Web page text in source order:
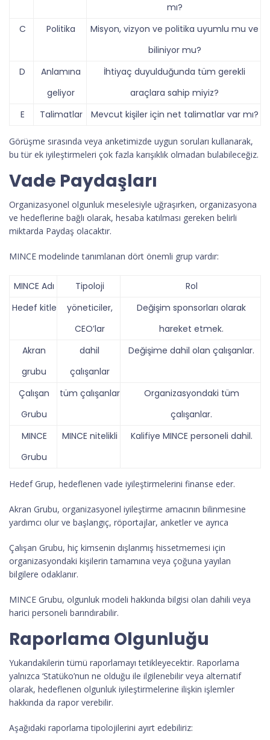
mı?
C
Politika
Misyon, vizyon ve politika uyumlu mu ve
biliniyor mu?
D
Anlamına
geliyor
İhtiyaç duyulduğunda tüm gerekli
araçlara sahip miyiz?
E
Talimatlar Mevcut kişiler için net talimatlar var mı?
Görüşme sırasında veya anketimizde uygun soruları kullanarak,
bu tür ek iyileştirmeleri çok fazla karışıklık olmadan bulabileceğiz.
Vade Paydaşları
Organizasyonel olgunluk meselesiyle uğraşırken, organizasyona
ve hedeflerine bağlı olarak, hesaba katılması gereken belirli
miktarda Paydaş olacaktır.
MINCE modelinde tanımlanan dört önemli grup vardır:
MINCE Adı Tipoloji
Rol
Hedef kitle
yöneticiler,
CEO’lar
Değişim sponsorları olarak
hareket etmek.
Akran
grubu
dahil
çalışanlar
Değişime dahil olan çalışanlar.
Çalışan
Grubu
tüm çalışanlar
Organizasyondaki tüm
çalışanlar.
MINCE
Grubu
MINCE nitelikli Kalifiye MINCE personeli dahil.
Hedef Grup, hedeflenen vade iyileştirmelerini finanse eder.
Akran Grubu, organizasyonel iyileştirme amacının bilinmesine
yardımcı olur ve başlangıç, röportajlar, anketler ve ayrıca
Çalışan Grubu, hiç kimsenin dışlanmış hissetmemesi için
organizasyondaki kişilerin tamamına veya çoğuna yayılan
bilgilere odaklanır.
MINCE Grubu, olgunluk modeli hakkında bilgisi olan dahili veya
harici personeli barındırabilir.
Raporlama Olgunluğu
Yukarıdakilerin tümü raporlamayı tetikleyecektir. Raporlama
yalnızca ‘Statüko’nun ne olduğu ile ilgilenebilir veya alternatif
olarak, hedeflenen olgunluk iyileştirmelerine ilişkin işlemler
hakkında da rapor verebilir.
Aşağıdaki raporlama tipolojilerini ayırt edebiliriz: